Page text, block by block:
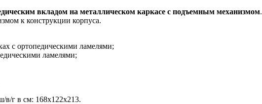
вкладом на металлическом каркасе с подъемным механизмом.
к конструкции корпуса.
с ортопедическими ламелями;
ламелями;
в/г в см: 168х122х213.